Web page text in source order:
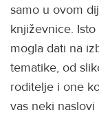
samo u ovom
književnice.
mogla dati na
tematike, od
roditelje i one
vas neki